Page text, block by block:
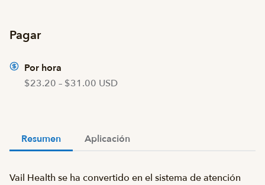
Pagar
Por hora
$23.20 – $31.00 USD
Resumen Aplicación
Vail Health se ha convertido en el sistema de atención